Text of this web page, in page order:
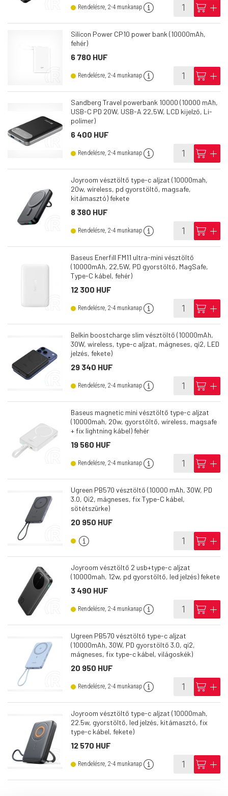
Rendelésre, 2-4 munkanap info cart add
Silicon Power CP10 power bank (10000mAh,
fehér)
6 780 HUF
Rendelésre, 2-4 munkanap info cart add
Sandberg Travel powerbank 10000 (10000 mAh,
USB-C PD 20W, USB-A 22,5W, LCD kijelző, Li-
polimer)
6 400 HUF
Rendelésre, 2-4 munkanap info cart add
Joyroom vésztöltő type-c aljzat (10000mah,
20w, wireless, pd gyorstöltő, magsafe,
kitámasztó) fekete
8 380 HUF
Rendelésre, 2-4 munkanap info cart add
Baseus Enerfill FM11 ultra-mini vésztöltő
(10000mAh, 22,5W, PD gyorstöltő, MagSafe,
Type-C kábel, fehér)
12 300 HUF
Rendelésre, 2-4 munkanap info cart add
Belkin boostcharge slim vésztöltő (10000mAh,
30W, wireless, type-c aljzat, mágneses, qi2, LED
jelzés, fekete)
29 340 HUF
Rendelésre, 2-4 munkanap info cart add
Baseus magnetic mini vésztöltő type-c aljzat
(10000mah, 20w, gyorstöltő, wireless, magsafe
+ fix lightning kábel) fehér
19 560 HUF
Rendelésre, 2-4 munkanap info cart add
Ugreen PB570 vésztöltő (10000 mAh, 30W, PD
3.0, Qi2, mágneses, fix Type-C kábel,
sötétszürke)
20 950 HUF
info cart add
Joyroom vésztöltő 2 usb+type-c aljzat
(10000mah, 12w, pd gyorstöltő, led jelzés) fekete
3 490 HUF
Rendelésre, 2-4 munkanap info cart add
Ugreen PB570 vésztöltő type-c aljzat
(10000mAh, 30W, PD gyorstöltő 3.0, qi2,
mágneses, fix type-c kábel, világoskék)
20 950 HUF
Rendelésre, 2-4 munkanap info cart add
Joyroom vésztöltő type-c aljzat (10000mah,
22.5w, gyorstöltő, led jelzés, kitámasztó, fix
type-c kábel, fekete)
12 570 HUF
Rendelésre, 2-4 munkanap info cart add